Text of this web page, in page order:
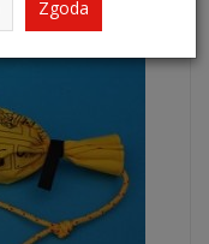
Zgoda